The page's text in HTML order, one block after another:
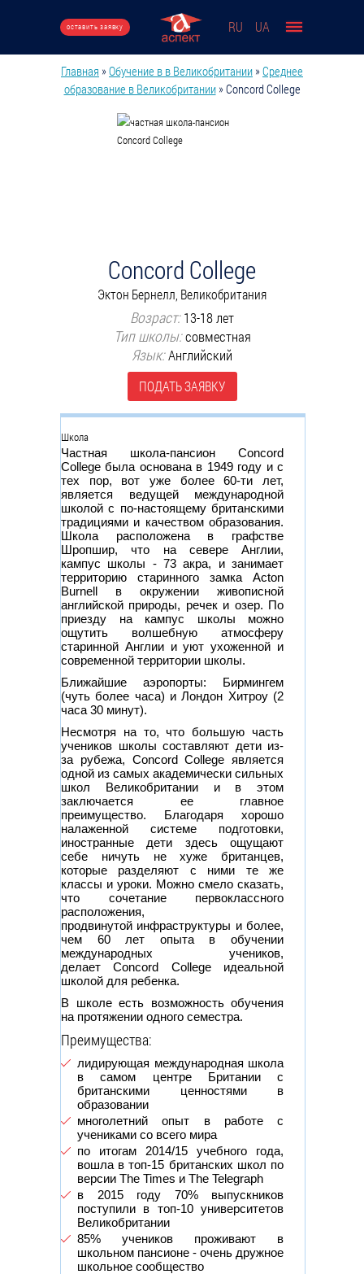
оставить заявку RU UA
Вы здесь
Главная »Обучение в в Великобритании »Среднее
образование в Великобритании »Concord College
Concord College
Эктон Бернелл, Великобритания
Возраст:13-18 лет
Тип школы:совместная
Язык:Английский
ПОДАТЬ ЗАЯВКУ
Группа
Школа
Частная школа-пансион Concord
College была основана в 1949 году и с
тех пор, вот уже более 60-ти лет,
является ведущей международной
школой с по-настоящему британскими
традициями и качеством образования.
Школа расположена в графстве
Шропшир, что на севере Англии,
кампус школы - 73 акра, и занимает
территорию старинного замка Acton
Burnell в окружении живописной
английской природы, речек и озер. По
приезду на кампус школы можно
ощутить волшебную атмосферу
старинной Англии и уют ухоженной и
современной территории школы.
Ближайшие аэропорты: Бирмингем
(чуть более часа) и Лондон Хитроу (2
часа 30 минут).
Несмотря на то, что большую часть
учеников школы составляют дети из-
за рубежа, Concord College является
одной из самых академически сильных
школ Великобритании и в этом
заключается ее главное
преимущество. Благодаря хорошо
налаженной системе подготовки,
иностранные дети здесь ощущают
себе ничуть не хуже британцев,
которые разделяют с ними те же
классы и уроки. Можно смело сказать,
что сочетание первоклассного
расположения,
продвинутой инфраструктуры и более,
чем 60 лет опыта в обучении
международных учеников,
делает Concord College идеальной
школой для ребенка.
В школе есть возможность обучения
на протяжении одного семестра.
Преимущества:
лидирующая международная школа
в самом центре Британии с
британскими ценностями в
образовании
многолетний опыт в работе с
учениками со всего мира
по итогам 2014/15 учебного года,
вошла в топ-15 британских школ по
версии The Times и The Telegraph
в 2015 году 70% выпускников
поступили в топ-10 университетов
Великобритании
85% учеников проживают в
школьном пансионе - очень дружное
школьное сообщество